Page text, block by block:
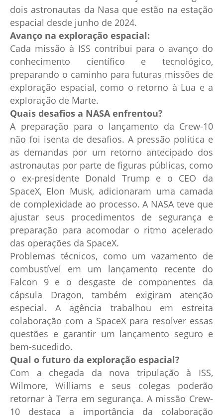
dois astronautas da Nasa que estão na estação
espacial desde junho de 2024.
Avanço na exploração espacial:
Cada missão à ISS contribui para o avanço do
conhecimento científico e tecnológico,
preparando o caminho para futuras missões de
exploração espacial, como o retorno à Lua e a
exploração de Marte.
Quais desafios a NASA enfrentou?
A preparação para o lançamento da Crew-10
não foi isenta de desafios. A pressão política e
as demandas por um retorno antecipado dos
astronautas por parte de figuras públicas, como
o ex-presidente Donald Trump e o CEO da
SpaceX, Elon Musk, adicionaram uma camada
de complexidade ao processo. A NASA teve que
ajustar seus procedimentos de segurança e
preparação para acomodar o ritmo acelerado
das operações da SpaceX.
Problemas técnicos, como um vazamento de
combustível em um lançamento recente do
Falcon 9 e o desgaste de componentes da
cápsula Dragon, também exigiram atenção
especial. A agência trabalhou em estreita
colaboração com a SpaceX para resolver essas
questões e garantir um lançamento seguro e
bem-sucedido.
Qual o futuro da exploração espacial?
Com a chegada da nova tripulação à ISS,
Wilmore, Williams e seus colegas poderão
retornar à Terra em segurança. A missão Crew-
10 destaca a importância da colaboração